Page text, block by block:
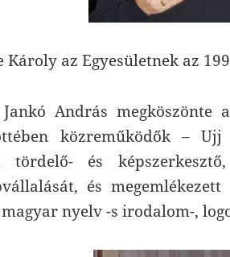
Károly az Egyesületnek az
Jankó András
közreműködők – Ujj
tördelő- és
és
nyelv -s irodalom-,